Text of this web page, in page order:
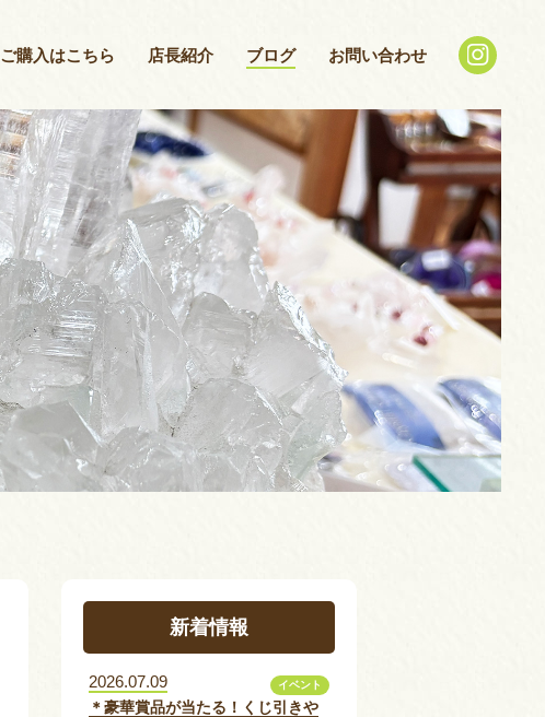
ご購入はこちら 店長紹介 ブログ お問い合わせ
新着情報
2026.07.09 イベント
＊豪華賞品が当たる！くじ引きや